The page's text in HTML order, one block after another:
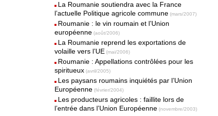
La Roumanie soutiendra avec la France
l’actuelle Politique agricole commune (mars/2007)
Roumanie : le vin roumain et l’Union
européenne (août/2006)
La Roumanie reprend les exportations de
volaille vers l’UE (mai/2006)
Roumanie : Appellations contrôlées pour les
spiritueux (avril/2005)
Les paysans roumains inquiétés par l’Union
Européenne (février/2004)
Les producteurs agricoles : faillite lors de
l’entrée dans l’Union Européenne (novembre/2003)